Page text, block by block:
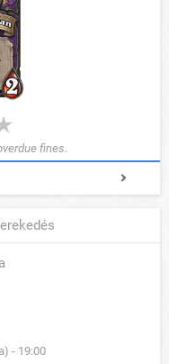
fines.
- 19:00